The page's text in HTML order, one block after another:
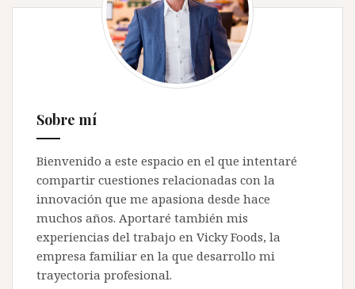
Sobre mí
Bienvenido a este espacio en el que intentaré
compartir cuestiones relacionadas con la
innovación que me apasiona desde hace
muchos años. Aportaré también mis
experiencias del trabajo en Vicky Foods, la
empresa familiar en la que desarrollo mi
trayectoria profesional.